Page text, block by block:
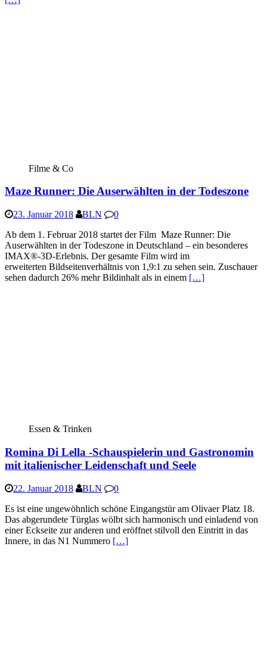
Filme & Co
Maze Runner: Die Auserwählten in der Todeszone
23. Januar 2018 BLN
0
Ab dem 1. Februar 2018 startet der Film Maze Runner: Die
Auserwählten in der Todeszone in Deutschland – ein besonderes
IMAX®-3D-Erlebnis. Der gesamte Film wird im
erweiterten Bildseitenverhältnis von 1,9:1 zu sehen sein. Zuschauer
sehen dadurch 26% mehr Bildinhalt als in einem […]
Essen & Trinken
Romina Di Lella -Schauspielerin und Gastronomin
mit italienischer Leidenschaft und Seele
22. Januar 2018 BLN
0
Es ist eine ungewöhnlich schöne Eingangstür am Olivaer Platz 18.
Das abgerundete Türglas wölbt sich harmonisch und einladend von
einer Eckseite zur anderen und eröffnet stilvoll den Eintritt in das
Innere, in das N1 Nummero […]